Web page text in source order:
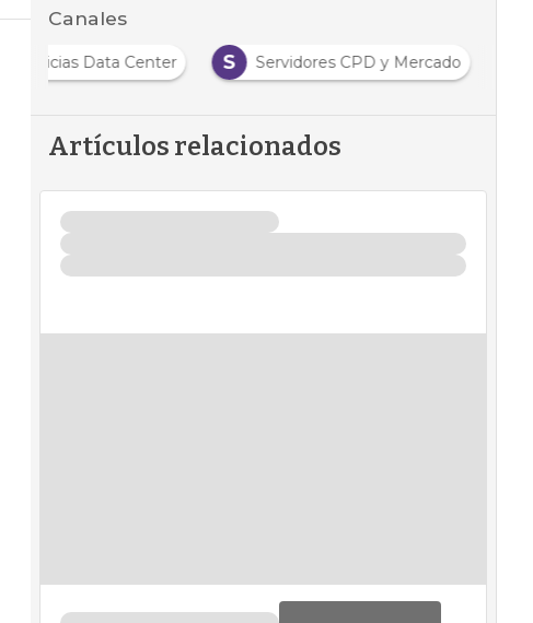
Canales
Noticias Data Center S Servidores CPD y Mercado
Artículos relacionados